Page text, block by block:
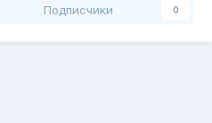
Подписчики 0